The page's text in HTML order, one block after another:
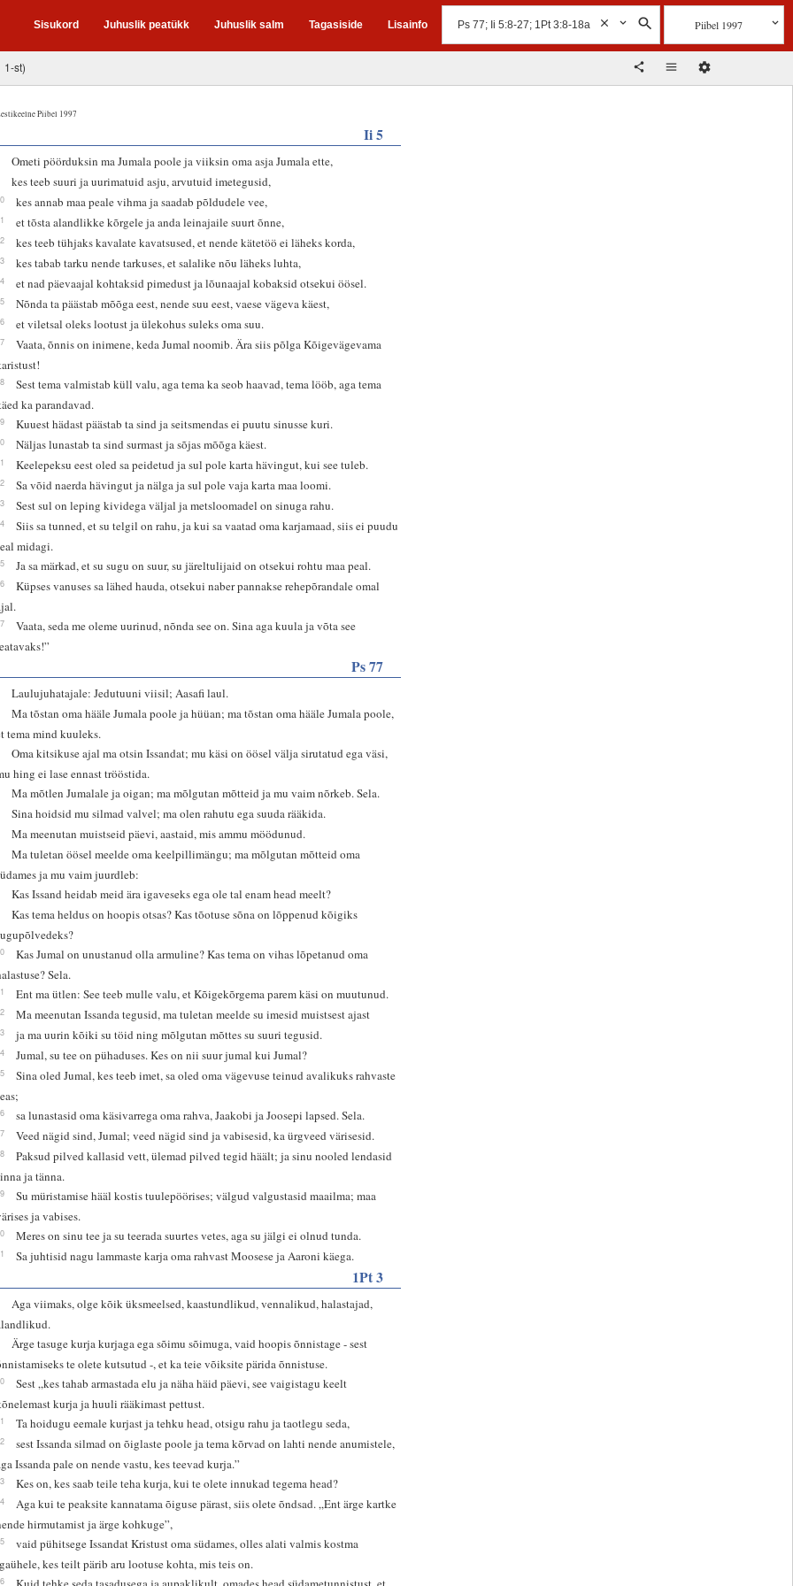
Sisukord Juhuslik peatükk Juhuslik salm Tagasiside Lisainfo Piibel 1997
1-st)
Piibel 1997
Ii 5
Ometi pöörduksin ma Jumala poole ja viiksin oma asja Jumala ette,
kes teeb suuri ja uurimatuid asju, arvutuid imetegusid,
kes annab maa peale vihma ja saadab põldudele vee,
et tõsta alandlikke kõrgele ja anda leinajaile suurt õnne,
kes teeb tühjaks kavalate kavatsused, et nende kätetöö ei läheks korda,
kes tabab tarku nende tarkuses, et salalike nõu läheks luhta,
et nad päevaajal kohtaksid pimedust ja lõunaajal kobaksid otsekui öösel.
Nõnda ta päästab mõõga eest, nende suu eest, vaese vägeva käest,
et viletsal oleks lootust ja ülekohus suleks oma suu.
Vaata, õnnis on inimene, keda Jumal noomib. Ära siis põlga Kõigevägevama
Sest tema valmistab küll valu, aga tema ka seob haavad, tema lööb, aga tema
ka parandavad.
Kuuest hädast päästab ta sind ja seitsmendas ei puutu sinusse kuri.
Näljas lunastab ta sind surmast ja sõjas mõõga käest.
Keelepeksu eest oled sa peidetud ja sul pole karta hävingut, kui see tuleb.
Sa võid naerda hävingut ja nälga ja sul pole vaja karta maa loomi.
Sest sul on leping kividega väljal ja metsloomadel on sinuga rahu.
Siis sa tunned, et su telgil on rahu, ja kui sa vaatad oma karjamaad, siis ei puudu
midagi.
Ja sa märkad, et su sugu on suur, su järeltulijaid on otsekui rohtu maa peal.
Küpses vanuses sa lähed hauda, otsekui naber pannakse rehepõrandale omal
Vaata, seda me oleme uurinud, nõnda see on. Sina aga kuula ja võta see
Ps 77
Laulujuhatajale: Jedutuuni viisil; Aasafi laul.
Ma tõstan oma hääle Jumala poole ja hüüan; ma tõstan oma hääle Jumala poole,
tema mind kuuleks.
Oma kitsikuse ajal ma otsin Issandat; mu käsi on öösel välja sirutatud ega väsi,
hing ei lase ennast trööstida.
Ma mõtlen Jumalale ja oigan; ma mõlgutan mõtteid ja mu vaim nõrkeb. Sela.
Sina hoidsid mu silmad valvel; ma olen rahutu ega suuda rääkida.
Ma meenutan muistseid päevi, aastaid, mis ammu möödunud.
Ma tuletan öösel meelde oma keelpillimängu; ma mõlgutan mõtteid oma
ja mu vaim juurdleb:
Kas Issand heidab meid ära igaveseks ega ole tal enam head meelt?
Kas tema heldus on hoopis otsas? Kas tõotuse sõna on lõppenud kõigiks
Kas Jumal on unustanud olla armuline? Kas tema on vihas lõpetanud oma
Sela.
Ent ma ütlen: See teeb mulle valu, et Kõigekõrgema parem käsi on muutunud.
Ma meenutan Issanda tegusid, ma tuletan meelde su imesid muistsest ajast
ja ma uurin kõiki su töid ning mõlgutan mõttes su suuri tegusid.
Jumal, su tee on pühaduses. Kes on nii suur jumal kui Jumal?
Sina oled Jumal, kes teeb imet, sa oled oma vägevuse teinud avalikuks rahvaste
sa lunastasid oma käsivarrega oma rahva, Jaakobi ja Joosepi lapsed. Sela.
Veed nägid sind, Jumal; veed nägid sind ja vabisesid, ka ürgveed värisesid.
Paksud pilved kallasid vett, ülemad pilved tegid häält; ja sinu nooled lendasid
ja tänna.
Su müristamise hääl kostis tuulepöörises; välgud valgustasid maailma; maa
ja vabises.
Meres on sinu tee ja su teerada suurtes vetes, aga su jälgi ei olnud tunda.
Sa juhtisid nagu lammaste karja oma rahvast Moosese ja Aaroni käega.
1Pt 3
Aga viimaks, olge kõik üksmeelsed, kaastundlikud, vennalikud, halastajad,
Ärge tasuge kurja kurjaga ega sõimu sõimuga, vaid hoopis õnnistage - sest
te olete kutsutud -, et ka teie võiksite pärida õnnistuse.
Sest „kes tahab armastada elu ja näha häid päevi, see vaigistagu keelt
kurja ja huuli rääkimast pettust.
Ta hoidugu eemale kurjast ja tehku head, otsigu rahu ja taotlegu seda,
sest Issanda silmad on õiglaste poole ja tema kõrvad on lahti nende anumistele,
Issanda pale on nende vastu, kes teevad kurja.”
Kes on, kes saab teile teha kurja, kui te olete innukad tegema head?
Aga kui te peaksite kannatama õiguse pärast, siis olete õndsad. „Ent ärge kartke
hirmutamist ja ärge kohkuge”,
vaid pühitsege Issandat Kristust oma südames, olles alati valmis kostma
kes teilt pärib aru lootuse kohta, mis teis on.